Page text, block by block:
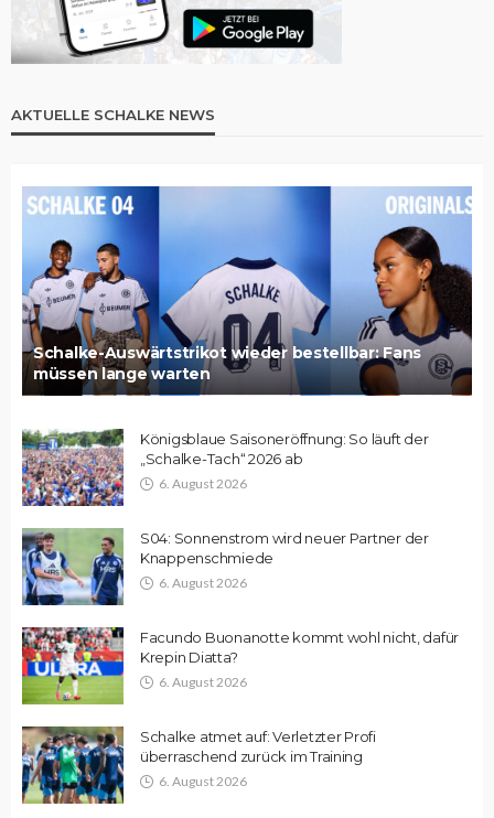
AKTUELLE SCHALKE NEWS
Schalke-Auswärtstrikot wieder bestellbar: Fans
müssen lange warten
Königsblaue Saisoneröffnung: So läuft der
„Schalke-Tach“ 2026 ab
6. August 2026
S04: Sonnenstrom wird neuer Partner der
Knappenschmiede
6. August 2026
Facundo Buonanotte kommt wohl nicht, dafür
Krepin Diatta?
6. August 2026
Schalke atmet auf: Verletzter Profi
überraschend zurück im Training
6. August 2026